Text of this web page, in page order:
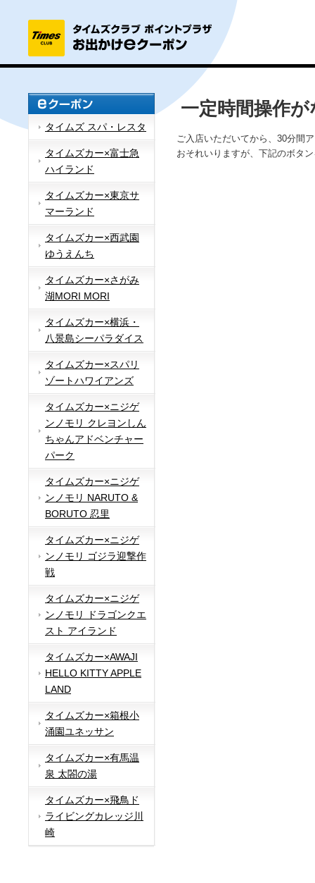
タイムズ スパ・レスタ
タイムズカー×富士急
ハイランド
タイムズカー×東京サ
マーランド
タイムズカー×西武園
ゆうえんち
タイムズカー×さがみ
湖MORI MORI
タイムズカー×横浜・
八景島シーパラダイス
タイムズカー×スパリ
ゾートハワイアンズ
タイムズカー×ニジゲ
ンノモリ クレヨンしん
ちゃんアドベンチャー
パーク
タイムズカー×ニジゲ
ンノモリ NARUTO &
BORUTO 忍里
タイムズカー×ニジゲ
ンノモリ ゴジラ迎撃作
戦
タイムズカー×ニジゲ
ンノモリ ドラゴンクエ
スト アイランド
タイムズカー×AWAJI
HELLO KITTY APPLE
LAND
タイムズカー×箱根小
涌園ユネッサン
タイムズカー×有馬温
泉 太閤の湯
タイムズカー×飛鳥ド
ライビングカレッジ川
崎
一定時間操作
ご入店いただいてから、30分間
おそれいりますが、下記のボタ